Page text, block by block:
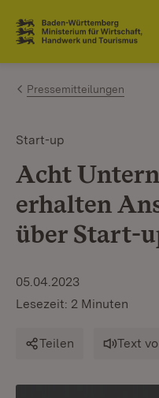
Zum Inhalt springen
Link zur Startseite
Pressemitteilungen
Start-up
Acht
erhalten
über Start-
05.04.2023
Lesezeit: 2 Minuten
Teilen Text